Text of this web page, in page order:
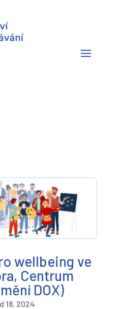
wellbeing ve
Centrum
DOX)
18, 2024